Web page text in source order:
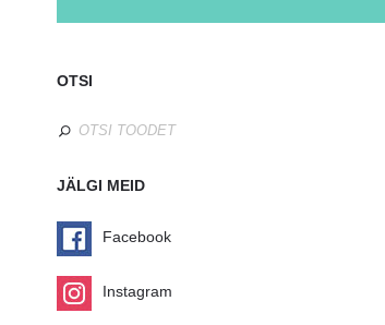
OTSI
JÄLGI MEID
Facebook
Instagram